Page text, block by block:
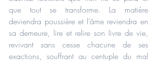
que tout se transforme. La matière
deviendra poussière et l’âme reviendra en
sa demeure, lire et relire son livre de vie,
revivant sans cesse chacune de ses
exactions, souffrant au centuple du mal